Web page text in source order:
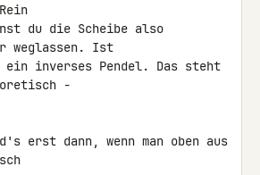
du die Scheibe also
weglassen. Ist
ein inverses Pendel. Das steht
-
erst dann, wenn man oben aus